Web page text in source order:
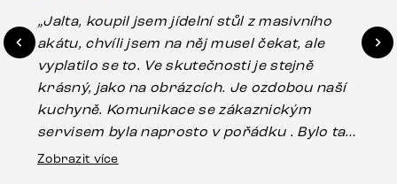
„Jalta, koupil jsem jídelní stůl z masivního
akátu, chvíli jsem na něj musel čekat, ale
vyplatilo se to. Ve skutečnosti je stejně
krásný, jako na obrázcích. Je ozdobou naší
kuchyně. Komunikace se zákaznickým
servisem byla naprosto v pořádku . Bylo tam
drobné poškození u nohy stolu, které mohlo
Zobrazit více